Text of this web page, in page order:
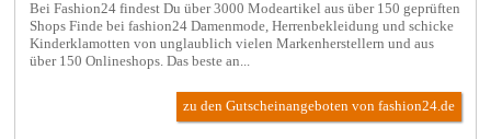
Bei Fashion24 findest Du über 3000 Modeartikel aus über 150 geprüften
Shops Finde bei fashion24 Damenmode, Herrenbekleidung und schicke
Kinderklamotten von unglaublich vielen Markenherstellern und aus
über 150 Onlineshops. Das beste an...
zu den Gutscheinangeboten von fashion24.de